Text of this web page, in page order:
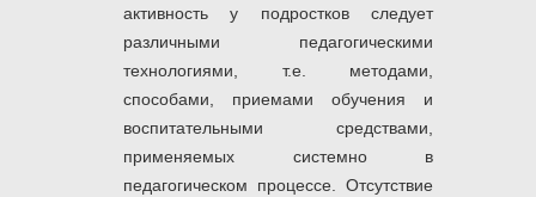
активность у подростков следует
различными педагогическими
технологиями, т.е. методами,
способами, приемами обучения и
воспитательными средствами,
применяемых системно в
педагогическом процессе. Отсутствие